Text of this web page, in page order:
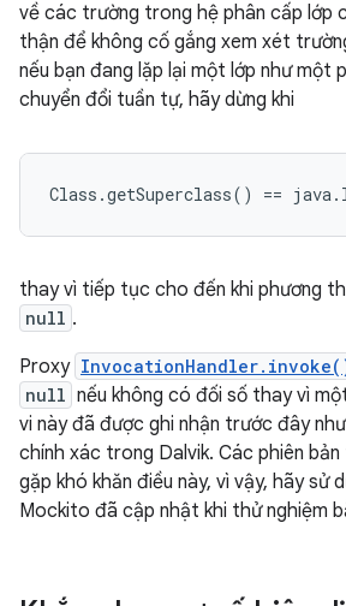
về các trường trong hệ phân cấp lớp
thận để không cố gắng xem xét
nếu bạn đang lặp lại một lớp như một
chuyển đổi tuần tự, hãy dừng khi
Class.getSuperclass() ==
thay vì tiếp tục cho đến khi phương
null .
Proxy
null nếu không có đối số thay vì
vi này đã được ghi nhận trước đây
chính xác trong Dalvik. Các phiên
gặp khó khăn điều này, vì vậy, hãy sử
Mockito đã cập nhật khi thử nghiệm